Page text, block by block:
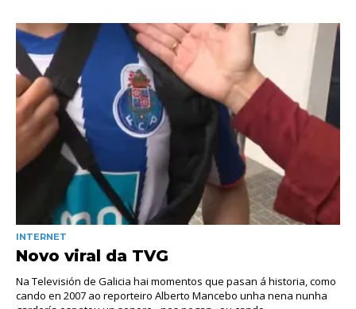
INTERNET
Novo viral da TVG
Na Televisión de Galicia hai momentos que pasan á historia, como
cando en 2007 ao reporteiro Alberto Mancebo unha nena nunha